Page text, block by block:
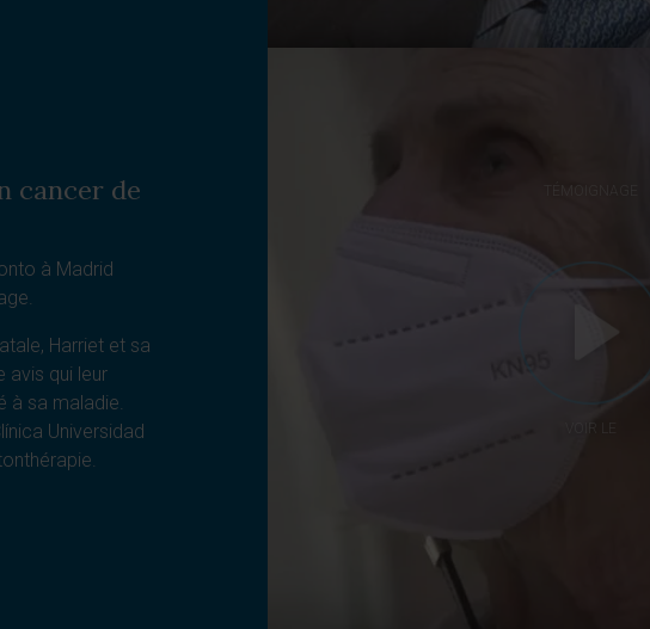
cancer de
à Madrid
Harriet et sa
avis qui leur
à sa maladie.
Universidad